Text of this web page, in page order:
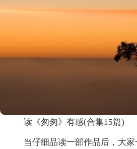
读《匆匆》有感(合集15篇)
当仔细品读一部作品后，大